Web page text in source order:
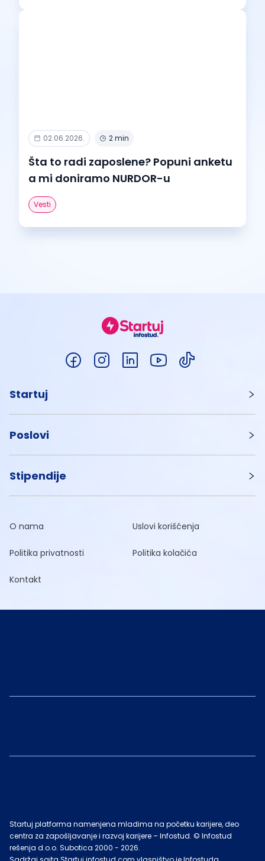
02.06.2026. 2 min
Šta to radi zaposlene? Popuni anketu
a mi doniramo NURDOR-u
Vesti
Startuj
Poslovi
Stipendije
O nama Uslovi korišćenja
Politika privatnosti Politika kolačića
Kontakt
Startuj platforma namenjena mladima na početku karijere, deo
centra za zapošljavanje i razvoj karijere – Infostud. © Infostud
rešenja d.o.o. Subotica 2000 - 2026.